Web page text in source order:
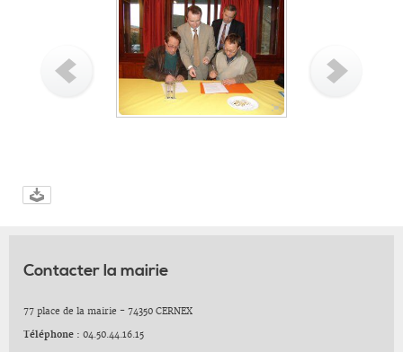
Contacter la mairie
77 place de la mairie - 74350 CERNEX
Téléphone : 04.50.44.16.15